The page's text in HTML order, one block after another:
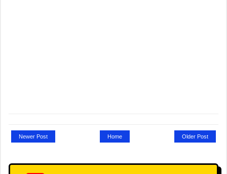
Newer Post Older Post
Home